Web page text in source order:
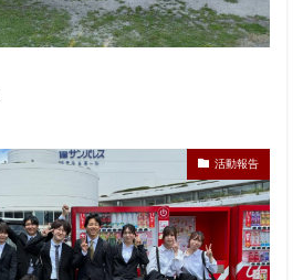
活動報告